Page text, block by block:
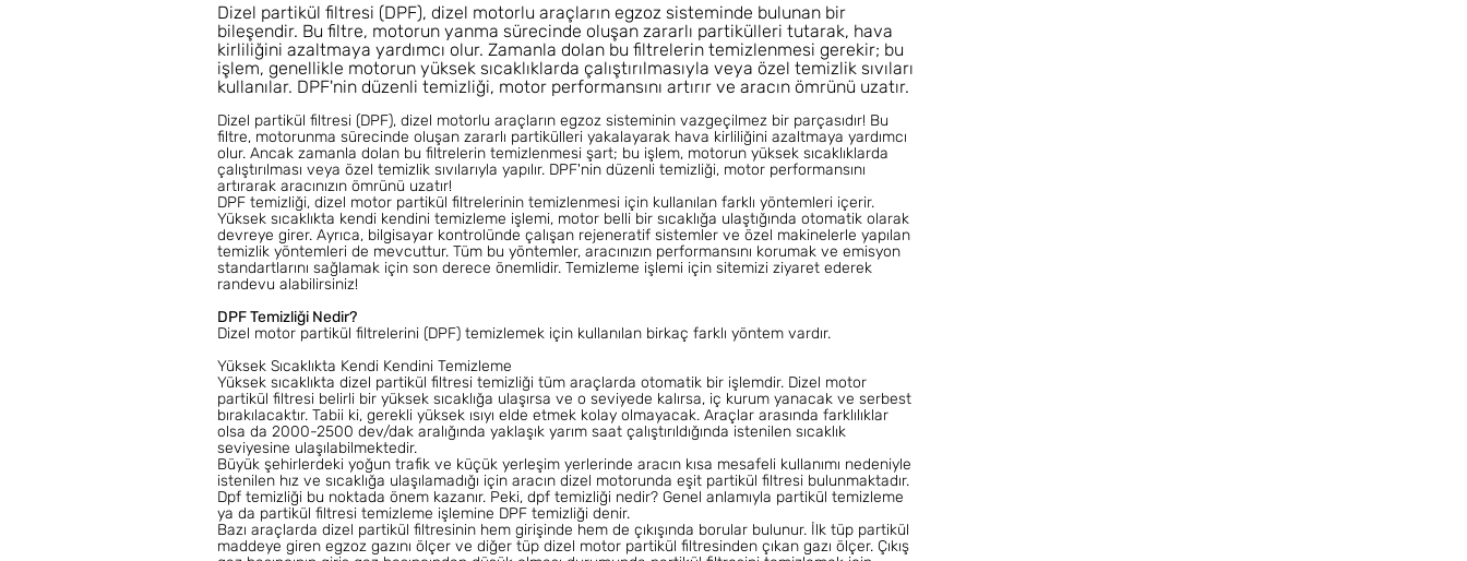
Dizel partikül filtresi (DPF), dizel motorlu araçların egzoz sisteminde bulunan bir
bileşendir. Bu filtre, motorun yanma sürecinde oluşan zararlı partikülleri tutarak, hava
kirliliğini azaltmaya yardımcı olur. Zamanla dolan bu filtrelerin temizlenmesi gerekir; bu
işlem, genellikle motorun yüksek sıcaklıklarda çalıştırılmasıyla veya özel temizlik sıvıları
kullanılar. DPF'nin düzenli temizliği, motor performansını artırır ve aracın ömrünü uzatır.
Dizel partikül filtresi (DPF), dizel motorlu araçların egzoz sisteminin vazgeçilmez bir parçasıdır! Bu
filtre, motorunma sürecinde oluşan zararlı partikülleri yakalayarak hava kirliliğini azaltmaya yardımcı
olur. Ancak zamanla dolan bu filtrelerin temizlenmesi şart; bu işlem, motorun yüksek sıcaklıklarda
çalıştırılması veya özel temizlik sıvılarıyla yapılır. DPF'nin düzenli temizliği, motor performansını
artırarak aracınızın ömrünü uzatır!
DPF temizliği, dizel motor partikül filtrelerinin temizlenmesi için kullanılan farklı yöntemleri içerir.
Yüksek sıcaklıkta kendi kendini temizleme işlemi, motor belli bir sıcaklığa ulaştığında otomatik olarak
devreye girer. Ayrıca, bilgisayar kontrolünde çalışan rejeneratif sistemler ve özel makinelerle yapılan
temizlik yöntemleri de mevcuttur. Tüm bu yöntemler, aracınızın performansını korumak ve emisyon
standartlarını sağlamak için son derece önemlidir. Temizleme işlemi için sitemizi ziyaret ederek
randevu alabilirsiniz!
DPF Temizliği Nedir?
Dizel motor partikül filtrelerini (DPF) temizlemek için kullanılan birkaç farklı yöntem vardır.
Yüksek Sıcaklıkta Kendi Kendini Temizleme
Yüksek sıcaklıkta dizel partikül filtresi temizliği tüm araçlarda otomatik bir işlemdir. Dizel motor
partikül filtresi belirli bir yüksek sıcaklığa ulaşırsa ve o seviyede kalırsa, iç kurum yanacak ve serbest
bırakılacaktır. Tabii ki, gerekli yüksek ısıyı elde etmek kolay olmayacak. Araçlar arasında farklılıklar
olsa da 2000-2500 dev/dak aralığında yaklaşık yarım saat çalıştırıldığında istenilen sıcaklık
seviyesine ulaşılabilmektedir.
Büyük şehirlerdeki yoğun trafik ve küçük yerleşim yerlerinde aracın kısa mesafeli kullanımı nedeniyle
istenilen hız ve sıcaklığa ulaşılamadığı için aracın dizel motorunda eşit partikül filtresi bulunmaktadır.
Dpf temizliği bu noktada önem kazanır. Peki, dpf temizliği nedir? Genel anlamıyla partikül temizleme
ya da partikül filtresi temizleme işlemine DPF temizliği denir.
Bazı araçlarda dizel partikül filtresinin hem girişinde hem de çıkışında borular bulunur. İlk tüp partikül
maddeye giren egzoz gazını ölçer ve diğer tüp dizel motor partikül filtresinden çıkan gazı ölçer. Çıkış